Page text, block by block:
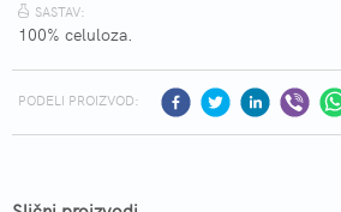
SASTAV:
100% celuloza.
PODELI PROIZVOD: